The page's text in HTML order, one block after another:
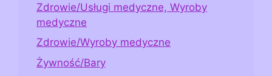
Zdrowie/Usługi medyczne, Wyroby
medyczne
Zdrowie/Wyroby medyczne
Żywność/Bary